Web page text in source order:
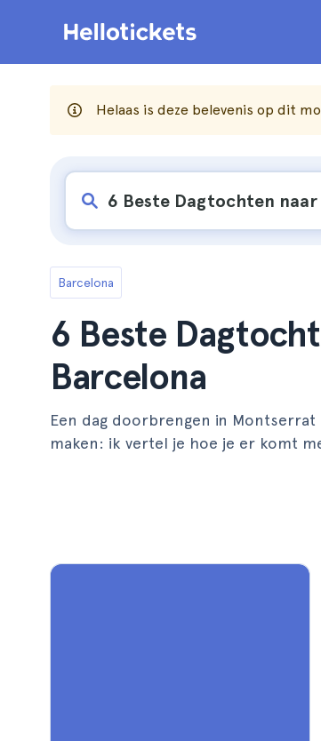
Helaas is deze belevenis op dit
Barcelona
6 Beste
Barcelona
Een dag doorbrengen in
maken: ik vertel je hoe je er komt